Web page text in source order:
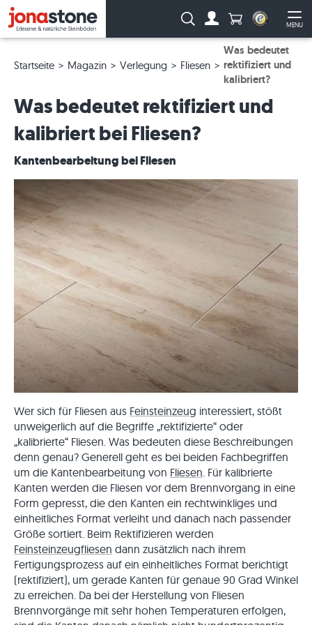
MENU
Suche: Anzahl
Startseite Magazin Verlegung Fliesen
Was bedeutet
rektifiziert und
kalibriert?
Was bedeutet rektifiziert und
kalibriert bei Fliesen?
Kantenbearbeitung bei Fliesen
Wer sich für Fliesen aus Feinsteinzeug interessiert, stößt
unweigerlich auf die Begriffe „rektifizierte“ oder
„kalibrierte“ Fliesen. Was bedeuten diese Beschreibungen
denn genau? Generell geht es bei beiden Fachbegriffen
um die Kantenbearbeitung von Fliesen. Für kalibrierte
Kanten werden die Fliesen vor dem Brennvorgang in eine
Form gepresst, die den Kanten ein rechtwinkliges und
einheitliches Format verleiht und danach nach passender
Größe sortiert. Beim Rektifizieren werden
Feinsteinzeugfliesen dann zusätzlich nach ihrem
Fertigungsprozess auf ein einheitliches Format berichtigt
(rektifiziert), um gerade Kanten für genaue 90 Grad Winkel
zu erreichen. Da bei der Herstellung von Fliesen
Brennvorgänge mit sehr hohen Temperaturen erfolgen,